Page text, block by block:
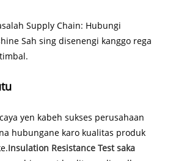
Supply Chain: Hubungi
Sah sing disenengi kanggo rega
yen kabeh sukses perusahaan
hubungane karo kualitas produk
Insulation Resistance Test saka